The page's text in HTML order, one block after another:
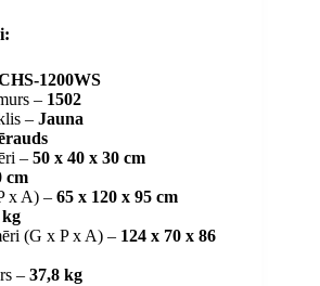
1200WS
– 1502
– Jauna
– 50 x 40 x 30 cm
cm
x A) – 65 x 120 x 95 cm
kg
(G x P x A) – 124 x 70 x 86
– 37,8 kg